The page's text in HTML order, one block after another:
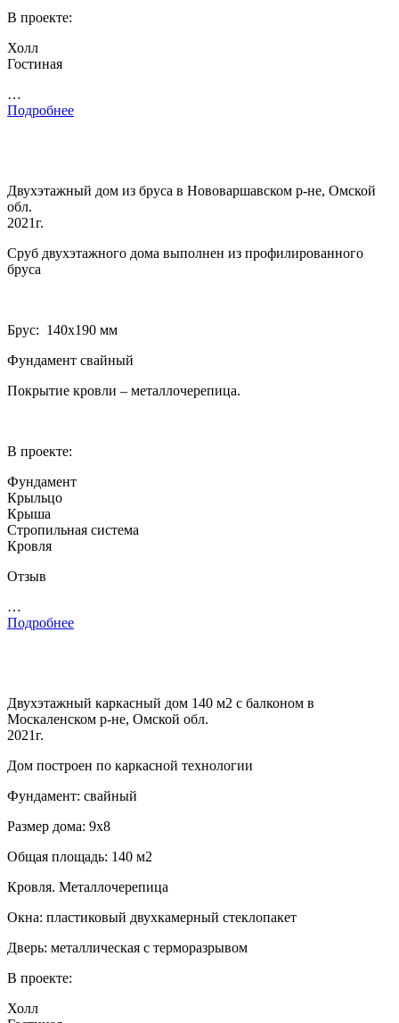
В проекте:
Холл
Гостиная
…
Подробнее
Двухэтажный дом из бруса в Нововаршавском р-не, Омской
обл.
2021г.
Сруб двухэтажного дома выполнен из профилированного
бруса
Брус: 140­х190 мм
Фундамент свайный
Покрытие кровли – металлочерепица.
В проекте:
Фундамент
Крыльцо
Крыша
Стропильная система
Кровля
Отзыв
…
Подробнее
Двухэтажный каркасный дом 140 м2 с балконом в
Москаленском р-не, Омской обл.
2021г.
Дом построен по каркасной технологии
Фундамент: свайный
Размер дома: 9х8
Общая площадь: 140 м2
Кровля. Металлочерепица
Окна: пластиковый двухкамерный стеклопакет
Дверь: металлическая с терморазрывом
В проекте:
Холл